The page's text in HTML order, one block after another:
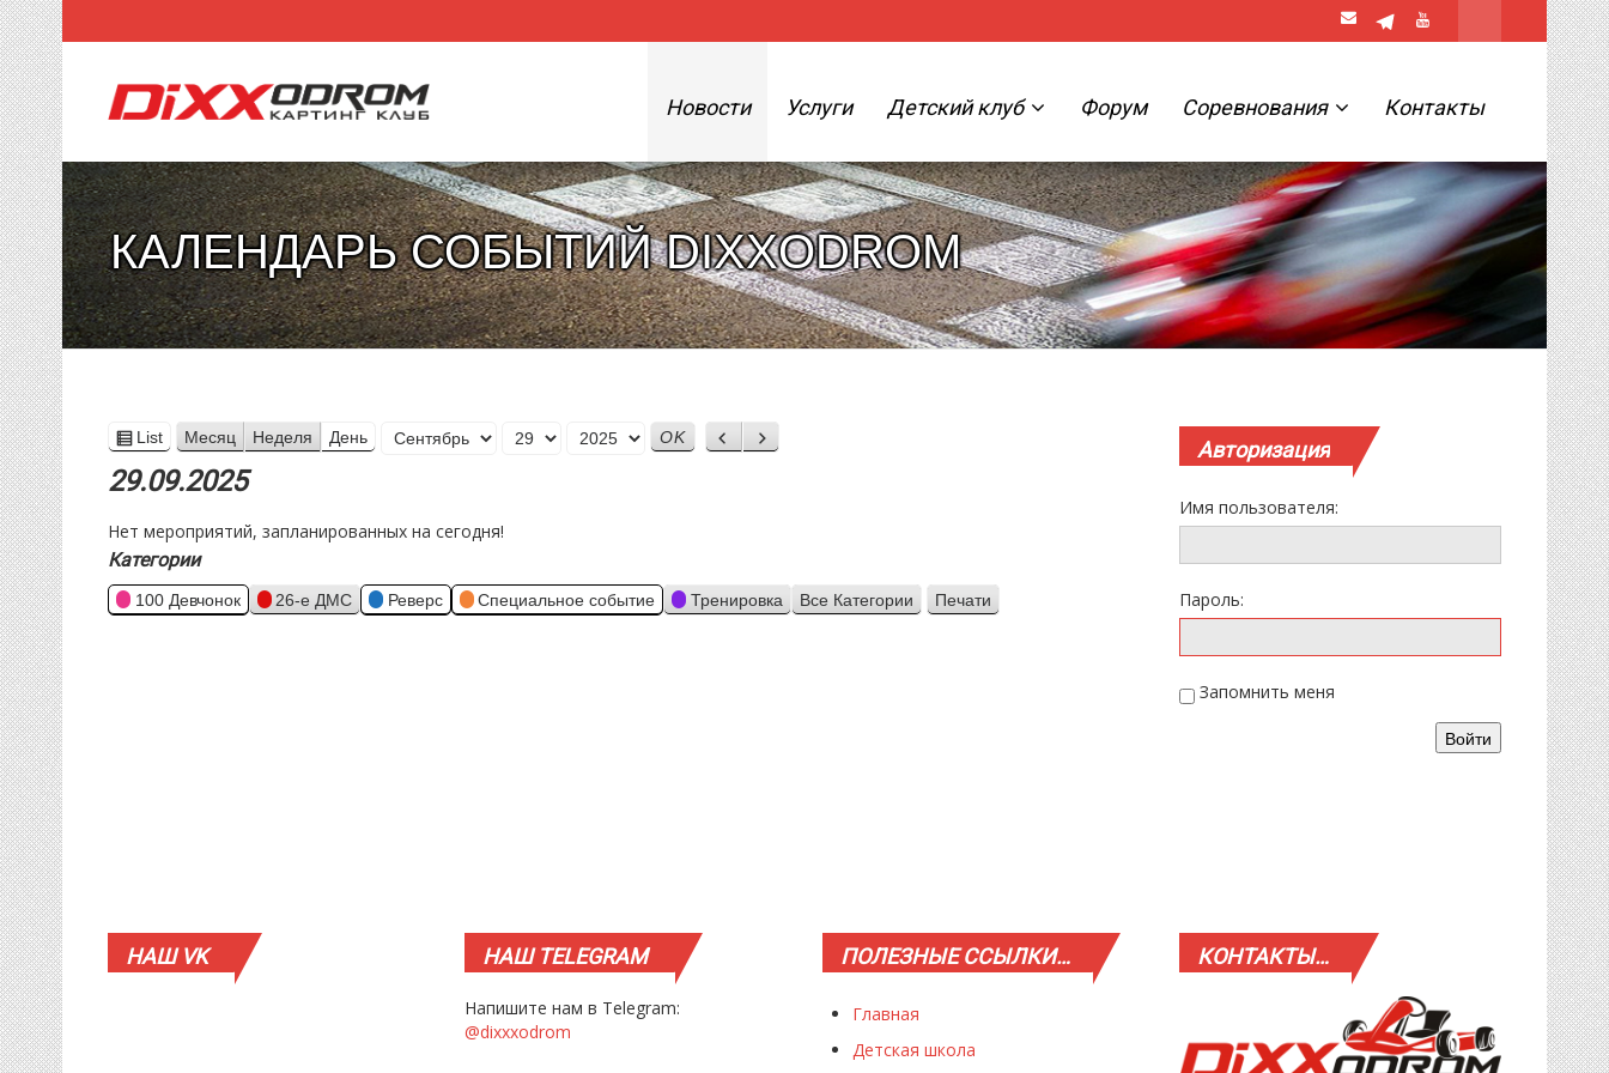
Новости Услуги Детский клуб Форум Соревнования Контакты
КАЛЕНДАРЬ СОБЫТИЙ DIXXODROM
View
as
List Месяц Неделя День
Месяц
Назад
Вперед
29.09.2025
Нет мероприятий, запланированных на сегодня!
Категории
100 Девчонок 26-е ДМС Реверс Специальное событие Тренировка Все Категории Просмотр
Печати
Авторизация
Имя пользователя:
Пароль:
Запомнить меня
Войти
НАШVK НАШTELEGRAM
Напишите нам в Telegram:
@dixxxodrom
ПОЛЕЗНЫЕССЫЛКИ…
Главная
Детская школа
КОНТАКТЫ…